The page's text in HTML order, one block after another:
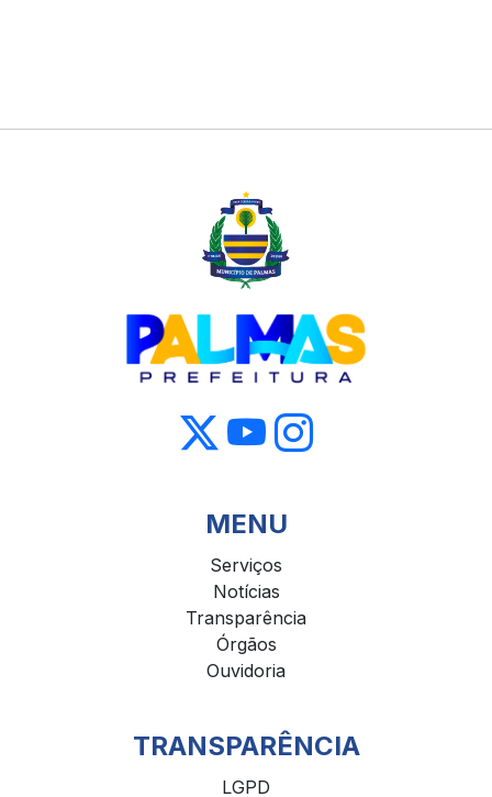
MENU
Serviços
Notícias
Transparência
Órgãos
Ouvidoria
TRANSPARÊNCIA
LGPD